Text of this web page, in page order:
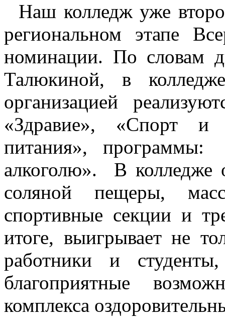
Наш колледж уже
региональном этапе
номинации. По словам
Талюкиной, в
организацией
«Здравие», «Спорт и
питания»,
алкоголю». В колледже
соляной пещеры,
спортивные секции и
итоге, выигрывает не
работники и
благоприятные
комплекса